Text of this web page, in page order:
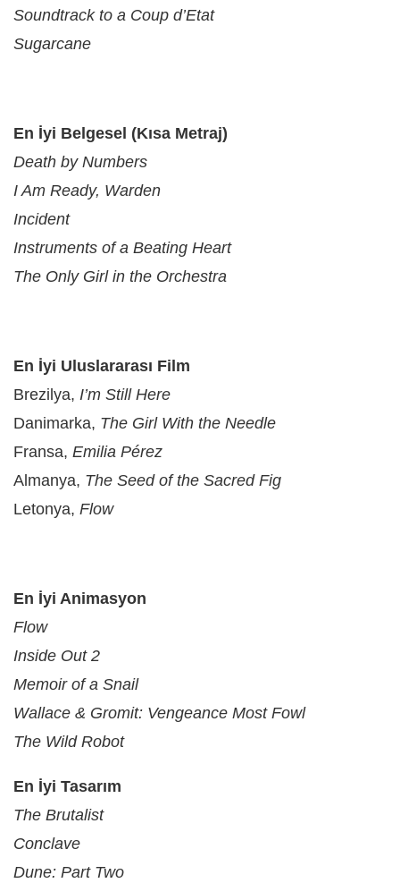
Soundtrack to a Coup d’Etat
Sugarcane
En İyi Belgesel (Kısa Metraj)
Death by Numbers
I Am Ready, Warden
Incident
Instruments of a Beating Heart
The Only Girl in the Orchestra
En İyi Uluslararası Film
Brezilya, I’m Still Here
Danimarka, The Girl With the Needle
Fransa, Emilia Pérez
Almanya, The Seed of the Sacred Fig
Letonya, Flow
En İyi Animasyon
Flow
Inside Out 2
Memoir of a Snail
Wallace & Gromit: Vengeance Most Fowl
The Wild Robot
En İyi Tasarım
The Brutalist
Conclave
Dune: Part Two